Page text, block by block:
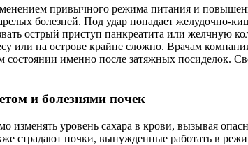
привычного режима питания и
болезней. Под удар попадает
острый приступ панкреатита или желчную
или на острове крайне сложно. Врачам
именно после затяжных посиделок.
и болезнями почек
изменять уровень сахара в крови, вызывая
страдают почки, вынужденные работать в